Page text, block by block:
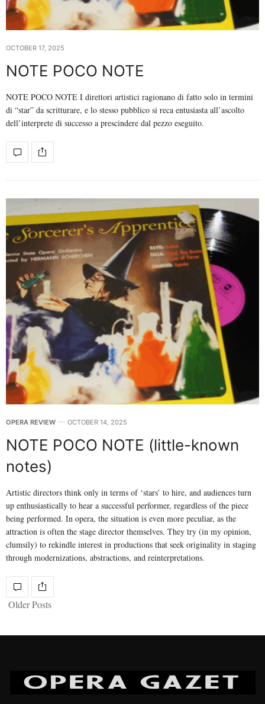
OCTOBER 17, 2025
NOTE POCO NOTE
NOTE POCO NOTE I direttori artistici ragionano di fatto solo in termini
di “star” da scritturare, e lo stesso pubblico si reca entusiasta all’ascolto
dell’interprete di successo a prescindere dal pezzo eseguito.
OPERA REVIEW OCTOBER 14, 2025
NOTE POCO NOTE (little-known
notes)
Artistic directors think only in terms of ‘stars’ to hire, and audiences turn
up enthusiastically to hear a successful performer, regardless of the piece
being performed. In opera, the situation is even more peculiar, as the
attraction is often the stage director themselves. They try (in my opinion,
clumsily) to rekindle interest in productions that seek originality in staging
through modernizations, abstractions, and reinterpretations.
Older Posts